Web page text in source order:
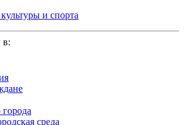
и спорта
в:
среда